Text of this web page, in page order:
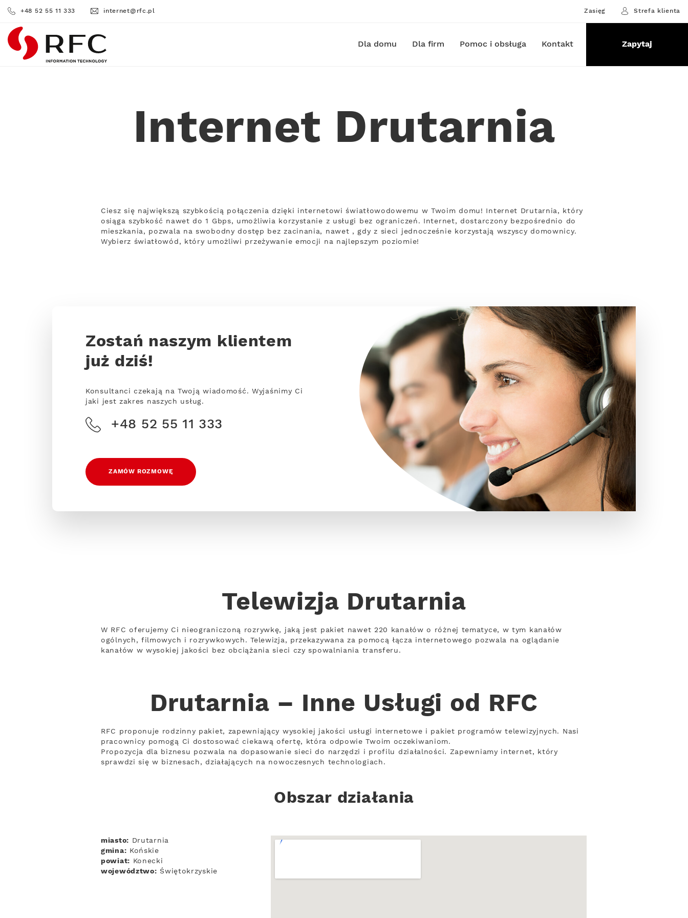
+48 52 55 11 333 internet@rfc.pl Zasięg Strefa klienta
RFC Dla domu Dla firm Pomoc i obsługa Kontakt Zapytaj
Internet Drutarnia
Ciesz się największą szybkością połączenia dzięki internetowi światłowodowemu w Twoim domu! Internet Drutarnia, który
osiąga szybkość nawet do 1 Gbps, umożliwia korzystanie z usługi bez ograniczeń. Internet, dostarczony bezpośrednio do
mieszkania, pozwala na swobodny dostęp bez zacinania, nawet , gdy z sieci jednocześnie korzystają wszyscy domownicy.
Wybierz światłowód, który umożliwi przeżywanie emocji na najlepszym poziomie!
Zostań naszym klientem
już dziś!
Konsultanci czekają na Twoją wiadomość. Wyjaśnimy Ci
jaki jest zakres naszych usług.
+48 52 55 11 333
ZAMÓW ROZMOWĘ
Telewizja Drutarnia
W RFC oferujemy Ci nieograniczoną rozrywkę, jaką jest pakiet nawet 220 kanałów o różnej tematyce, w tym kanałów
ogólnych, filmowych i rozrywkowych. Telewizja, przekazywana za pomocą łącza internetowego pozwala na oglądanie
kanałów w wysokiej jakości bez obciążania sieci czy spowalniania transferu.
Drutarnia – Inne Usługi od RFC
RFC proponuje rodzinny pakiet, zapewniający wysokiej jakości usługi internetowe i pakiet programów telewizyjnych. Nasi
pracownicy pomogą Ci dostosować ciekawą ofertę, która odpowie Twoim oczekiwaniom.
Propozycja dla biznesu pozwala na dopasowanie sieci do narzędzi i profilu działalności. Zapewniamy internet, który
sprawdzi się w biznesach, działających na nowoczesnych technologiach.
Obszar działania
miasto: Drutarnia
gmina: Końskie
powiat: Konecki
województwo: Świętokrzyskie